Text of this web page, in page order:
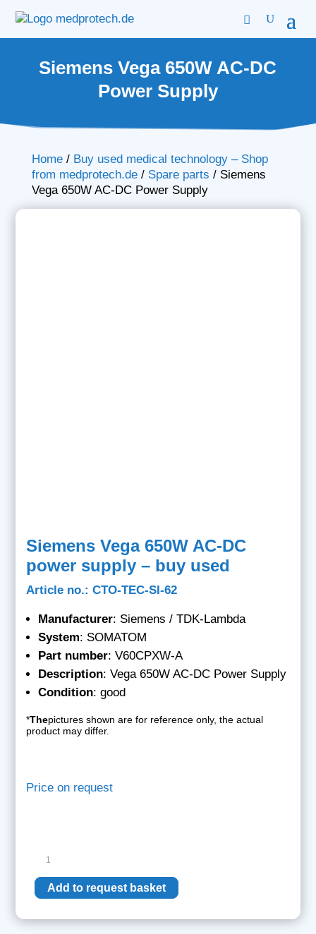
Siemens Vega 650W AC-DC
Power Supply
Home/ Buy used medical technology – Shop
from medprotech.de/ Spare parts / Siemens
Vega 650W AC-DC Power Supply
Siemens Vega 650W AC-DC
power supply – buy used
Article no.: CTO-TEC-SI-62
Manufacturer: Siemens / TDK-Lambda
System: SOMATOM
Part number: V60CPXW-A
Description: Vega 650W AC-DC Power Supply
Condition: good
*Thepictures shown are for reference only, the actual
product may differ.
Price on request
Vega
650W
AC-
Power
Add to request basket